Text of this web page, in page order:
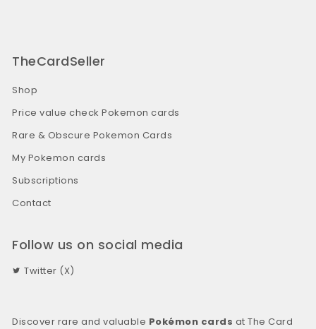
TheCardSeller
Shop
Price value check Pokemon cards
Rare & Obscure Pokemon Cards
My Pokemon cards
Subscriptions
Contact
Follow us on social media
Twitter (X)
Discover rare and valuable Pokémon cards at The Card